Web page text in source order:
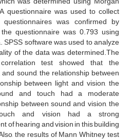
questionnaire was used to collect
was confirmed by
questionnaire was 0.793 using
software was used to analyze
of the data was determined.The
test showed that the
sound, the relationship between
between light and vision, the
and touch had a moderate
between sound and vision, the
and vision had a strong
of hearing and vision in this building
the results of Mann Whitney test